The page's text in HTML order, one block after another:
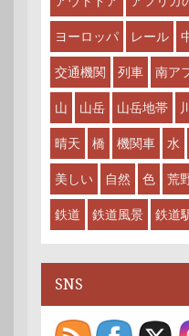
ヨーロッパ レール
交通機関 列車 南ア
山 山岳 山岳地帯
晴天 橋 機関車 水
美しい 自然 色 荒
鉄道 鉄道風景 鉄道
SNS